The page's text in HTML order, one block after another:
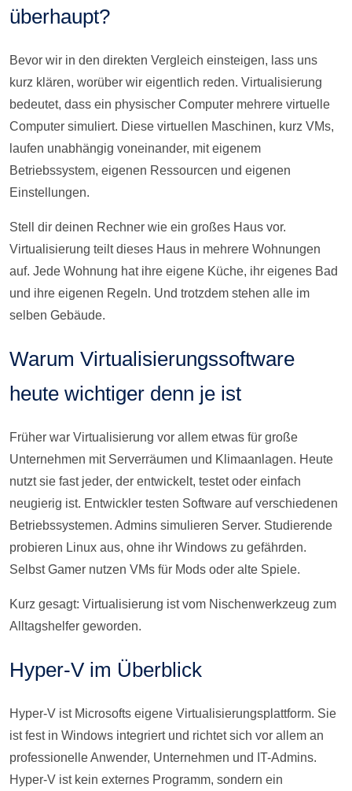
überhaupt?
Bevor wir in den direkten Vergleich einsteigen, lass uns
kurz klären, worüber wir eigentlich reden. Virtualisierung
bedeutet, dass ein physischer Computer mehrere virtuelle
Computer simuliert. Diese virtuellen Maschinen, kurz VMs,
laufen unabhängig voneinander, mit eigenem
Betriebssystem, eigenen Ressourcen und eigenen
Einstellungen.
Stell dir deinen Rechner wie ein großes Haus vor.
Virtualisierung teilt dieses Haus in mehrere Wohnungen
auf. Jede Wohnung hat ihre eigene Küche, ihr eigenes Bad
und ihre eigenen Regeln. Und trotzdem stehen alle im
selben Gebäude.
Warum Virtualisierungssoftware
heute wichtiger denn je ist
Früher war Virtualisierung vor allem etwas für große
Unternehmen mit Serverräumen und Klimaanlagen. Heute
nutzt sie fast jeder, der entwickelt, testet oder einfach
neugierig ist. Entwickler testen Software auf verschiedenen
Betriebssystemen. Admins simulieren Server. Studierende
probieren Linux aus, ohne ihr Windows zu gefährden.
Selbst Gamer nutzen VMs für Mods oder alte Spiele.
Kurz gesagt: Virtualisierung ist vom Nischenwerkzeug zum
Alltagshelfer geworden.
Hyper-V im Überblick
Hyper-V ist Microsofts eigene Virtualisierungsplattform. Sie
ist fest in Windows integriert und richtet sich vor allem an
professionelle Anwender, Unternehmen und IT-Admins.
Hyper-V ist kein externes Programm, sondern ein